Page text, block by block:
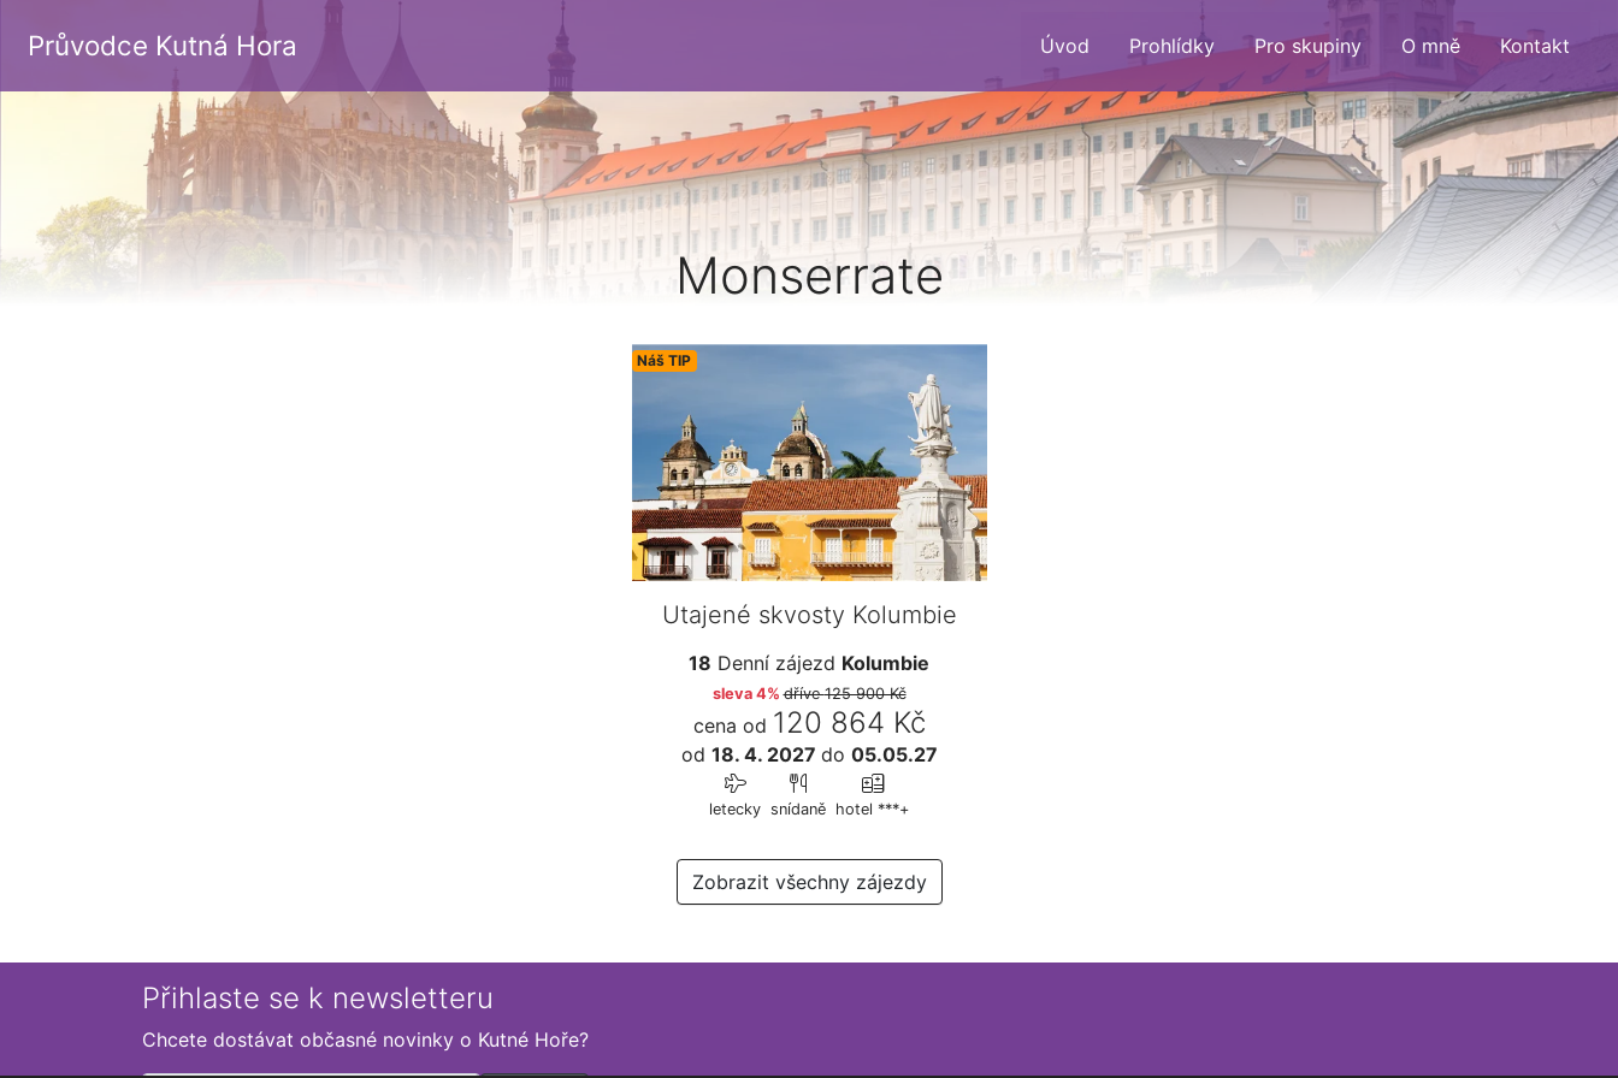
Průvodce Kutná Hora Úvod Prohlídky Pro skupiny O mně Kontakt
Monserrate
Náš TIP
Utajené skvosty Kolumbie
18 Denní zájezd Kolumbie
sleva 4% dříve125 900 Kč
cena od 120 864 Kč
od 18. 4. 2027 do 05.05.27
letecky snídaně hotel ***+
Zobrazit všechny zájezdy
Přihlaste se k newsletteru
Chcete dostávat občasné novinky o Kutné Hoře?